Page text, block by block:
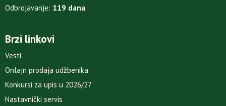
Odbrojavanje: 119 dana
Brzi linkovi
Vesti
Onlajn prodaja udžbenika
Konkursi za upis u 2026/27
Nastavnički servis